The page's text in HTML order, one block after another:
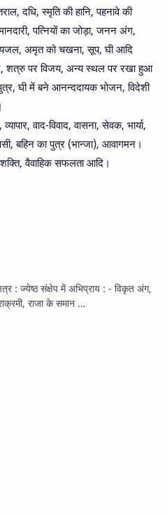
दधि, स्मृति की हानि, पहनावे की
पत्नियों का जोड़ा, जनन अंग,
पेयजल, अमृत को चखना, सूप, घी आदि
शत्रु पर विजय, अन्य स्थल पर रखा हुआ
घी में बने आनन्ददायक भोजन, विदेशी
वाद-विवाद, वासना, सेवक, भार्या,
बहिन का पुत्र (भान्जा), आवागमन।
वैवाहिक सफलता आदि।
पराक्रमी, राजा के समान …